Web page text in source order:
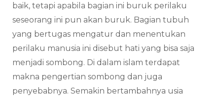
baik, tetapi apabila bagian ini buruk perilaku
seseorang ini pun akan buruk. Bagian tubuh
yang bertugas mengatur dan menentukan
perilaku manusia ini disebut hati yang bisa saja
menjadi sombong. Di dalam islam terdapat
makna pengertian sombong dan juga
penyebabnya. Semakin bertambahnya usia